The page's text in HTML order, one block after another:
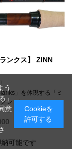
ンクス】 ZINN
」を体現する「ミ
ション」
可能です
う
」
意
Cookieを
許可する